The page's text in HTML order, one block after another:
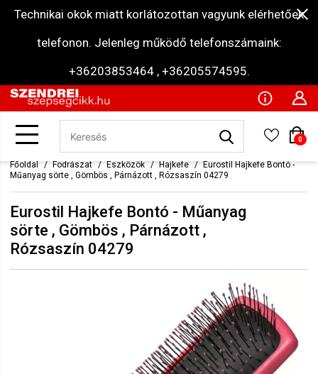
Technikai okok miatt korlátozottan vagyunk elérhetőek
telefonon. Jelenleg működő telefonszámaink:
+36203853464 , +36205574595.
0
Főoldal Fodrászat Eszközök Hajkefe
Eurostil Hajkefe Bontó -
Műanyag sörte , Gömbös , Párnázott , Rózsaszín 04279
Eurostil Hajkefe Bontó - Műanyag
sörte , Gömbös , Párnázott ,
Rózsaszín 04279